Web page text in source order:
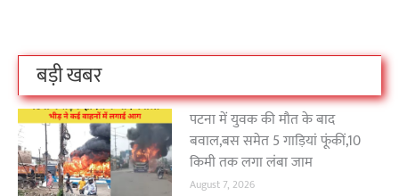
बड़ी खबर
पटना में युवक की मौत के बाद
बवाल,बस समेत 5 गाड़ियां फूंकीं,10
किमी तक लगा लंबा जाम
August 7, 2026